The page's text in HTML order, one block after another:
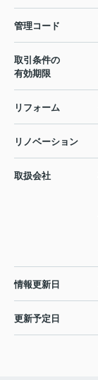
管理コード
取引条件の
有効期限
リフォーム
リノベーション
取扱会社
情報更新日
更新予定日